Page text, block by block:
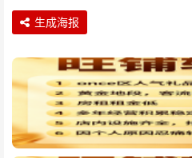
生成海报